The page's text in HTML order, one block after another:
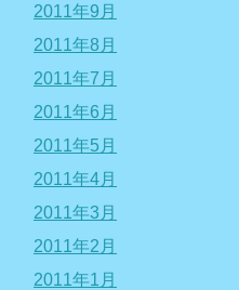
2011年9月
2011年8月
2011年7月
2011年6月
2011年5月
2011年4月
2011年3月
2011年2月
2011年1月